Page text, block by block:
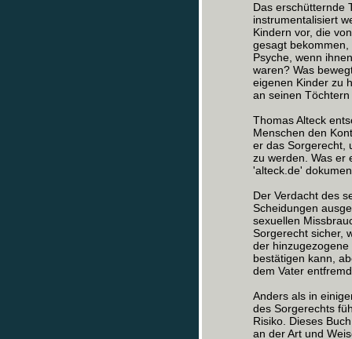
Das erschütternde
instrumentalisiert
Kindern vor, die
gesagt
Psyche, wenn
waren? Was
eigenen Kinder zu
an seinen
Thomas Alteck
Menschen den
er das Sorgerecht,
zu werden. Was er
'alteck.de'
Der Verdacht des
Scheidungen
sexuellen
Sorgerecht sicher,
der
bestätigen kann,
dem Vater
Anders als in
des Sorgerechts
Risiko. Dieses
an der Art und